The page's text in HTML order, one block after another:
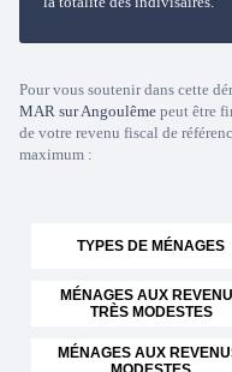
Pour vous soutenir dans cette
MAR sur Angoulême peut être
de votre revenu fiscal de
maximum :
TYPES DE MÉNAGES
MÉNAGES AUX
TRÈS MODESTES
MÉNAGES AUX